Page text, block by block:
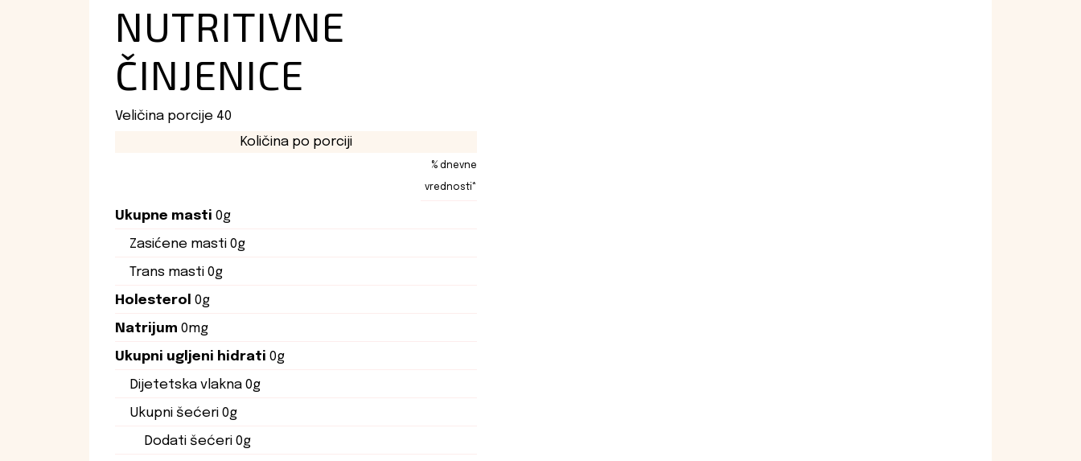
NUTRITIVNE
ČINJENICE
Veličina porcije 40
Količina po porciji
% dnevne
vrednosti*
Ukupne masti 0g
Zasićene masti 0g
Trans masti 0g
Holesterol 0g
Natrijum 0mg
Ukupni ugljeni hidrati 0g
Dijetetska vlakna 0g
Ukupni šećeri 0g
Dodati šećeri 0g